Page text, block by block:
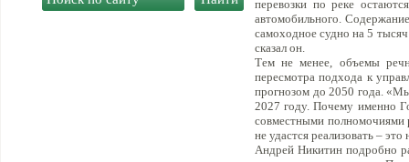
перевозки по реке
автомобильного.
самоходное судно на 5
сказал он.
Тем не менее, объемы
пересмотра подхода к
прогнозом до 2050 года.
2027 году. Почему именно
совместными полномочиями
не удастся реализовать –
Андрей Никитин подробно